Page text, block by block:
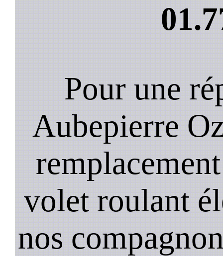
Pour une
Aubepierre
volet roulant
nos